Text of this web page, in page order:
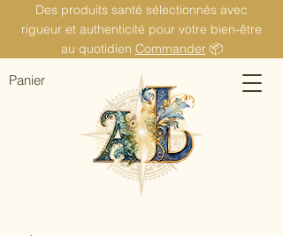
Des produits santé sélectionnés avec
rigueur et authenticité pour votre bien-être
au quotidien Commander 📦
Panier